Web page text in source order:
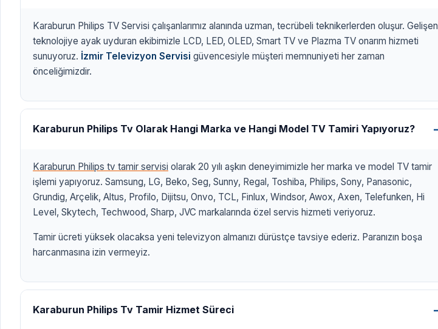
Karaburun Philips TV Servisi çalışanlarımız alanında uzman, tecrübeli teknikerlerden oluşur. Gelişen
teknolojiye ayak uyduran ekibimizle LCD, LED, OLED, Smart TV ve Plazma TV onarım hizmeti
sunuyoruz. İzmir Televizyon Servisi güvencesiyle müşteri memnuniyeti her zaman
önceliğimizdir.
Karaburun Philips Tv Olarak Hangi Marka ve Hangi Model TV Tamiri Yapıyoruz?
Karaburun Philips tv tamir servisi olarak 20 yılı aşkın deneyimimizle her marka ve model TV tamir
işlemi yapıyoruz. Samsung, LG, Beko, Seg, Sunny, Regal, Toshiba, Philips, Sony, Panasonic,
Grundig, Arçelik, Altus, Profilo, Dijitsu, Onvo, TCL, Finlux, Windsor, Awox, Axen, Telefunken, Hi
Level, Skytech, Techwood, Sharp, JVC markalarında özel servis hizmeti veriyoruz.
Tamir ücreti yüksek olacaksa yeni televizyon almanızı dürüstçe tavsiye ederiz. Paranızın boşa
harcanmasına izin vermeyiz.
Karaburun Philips Tv Tamir Hizmet Süreci